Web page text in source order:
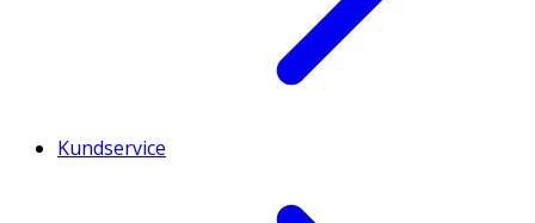
Kundservice